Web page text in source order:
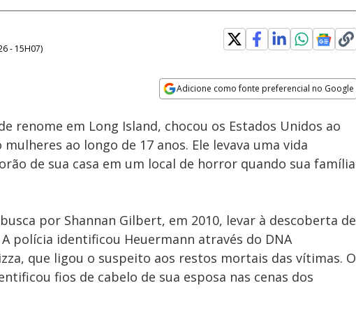
- 15H07)
Adicione como fonte preferencial no Google
Velocidade
renome em Long Island, chocou os Estados Unidos ao
ao longo de 17 anos. Ele levava uma vida
de sua casa em um local de horror quando sua família
por Shannan Gilbert, em 2010, levar à descoberta de
polícia identificou Heuermann através do DNA
que ligou o suspeito aos restos mortais das vítimas. O
fios de cabelo de sua esposa nas cenas dos